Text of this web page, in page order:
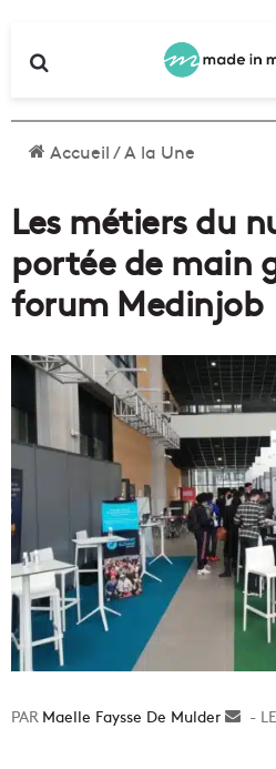
Accueil/A la Une
Les métiers du
portée de main
forum Medinjob
Maelle Faysse De Mulder